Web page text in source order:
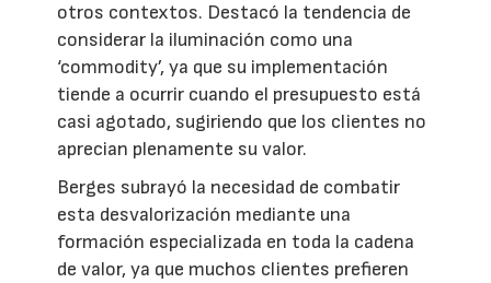
otros contextos. Destacó la tendencia de
considerar la iluminación como una
‘commodity’, ya que su implementación
tiende a ocurrir cuando el presupuesto está
casi agotado, sugiriendo que los clientes no
aprecian plenamente su valor.
Berges subrayó la necesidad de combatir
esta desvalorización mediante una
formación especializada en toda la cadena
de valor, ya que muchos clientes prefieren